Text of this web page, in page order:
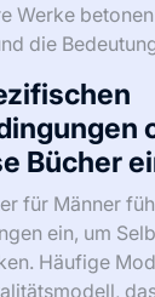
Werke
die
Bücher
für Männer
ein, um
Häufige